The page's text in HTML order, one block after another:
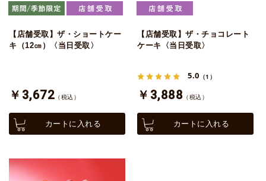
【店舗受取】ザ・ショートケー
キ（12㎝）〈当日受取〉
￥3,672 （税込）
カートに入れる
【店舗受取】ザ・チョコレート
ケーキ〈当日受取〉
5.0 （1）
￥3,888 （税込）
カートに入れる